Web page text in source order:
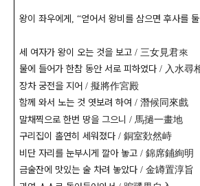
왕이 좌우에게 “얻어서 왕비를 삼으면 후사를
세 여자가 왕이 오는 것을 보고 / 三女見君來
물에 들어가 한참 동안 서로 피하였다 / 入水尋
장차 궁전을 지어 / 擬將作宮殿
함께 와서 노는 것 엿보려 하여 / 潛候同來戲
말채찍으로 한번 땅을 그으니 / 馬撾一畫地
구리집이 홀연히 세워졌다 / 銅室欻然峙
비단 자리를 눈부시게 깔아 놓고 / 錦席鋪絢明
금술잔에 맛있는 술 차려 놓았다 / 金罇置淳旨